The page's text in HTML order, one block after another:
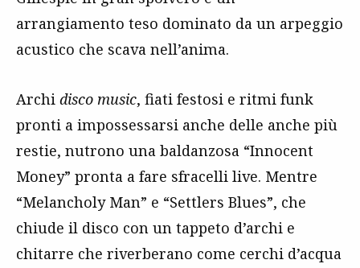
arrangiamento teso dominato da un arpeggio
acustico che scava nell’anima.
Archi disco music, fiati festosi e ritmi funk
pronti a impossessarsi anche delle anche più
restie, nutrono una baldanzosa “Innocent
Money” pronta a fare sfracelli live. Mentre
“Melancholy Man” e “Settlers Blues”, che
chiude il disco con un tappeto d’archi e
chitarre che riverberano come cerchi d’acqua